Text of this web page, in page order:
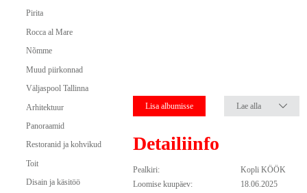
Pirita
Rocca al Mare
Nõmme
Muud piirkonnad
Väljaspool Tallinna
Arhitektuur
Panoraamid
Restoranid ja kohvikud
Toit
Disain ja käsitöö
Lisa albumisse Lae alla
Detailiinfo
Pealkiri:
Kopli KÖÖK
Loomise kuupäev:
18.06.2025